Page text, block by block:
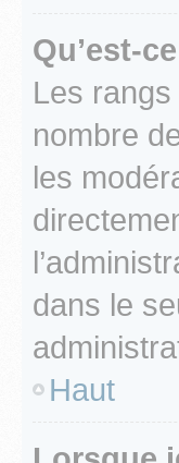
Qu’est-
Les
nombre
les
dans le
Haut